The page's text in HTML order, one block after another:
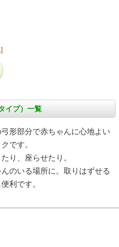
イプ） 一覧
形部分で赤ちゃんに心地よい
です。
り、座らせたり。
のいる場所に。取りはずせる
利です。